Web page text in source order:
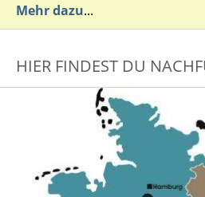
Mehr dazu...
HIER FINDEST DU